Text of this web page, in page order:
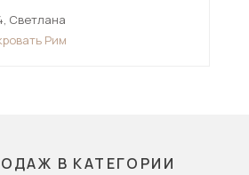
, Светлана
Рим
В КАТЕГОРИИ